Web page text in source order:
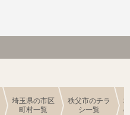
埼玉県の市区
町村一覧
秩父市のチラ
シ一覧